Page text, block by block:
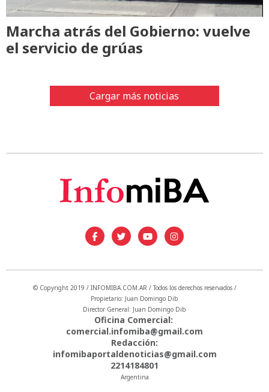
Marcha atrás del Gobierno: vuelve
el servicio de grúas
Cargar más noticias
© Copyright 2019 / INFOMIBA.COM.AR / Todos los derechos reservados /
Propietario: Juan Domingo Dib
Director General: Juan Domingo Dib
Oficina Comercial:
comercial.infomiba@gmail.com
Redacción:
infomibaportaldenoticias@gmail.com
2214184801
Argentina